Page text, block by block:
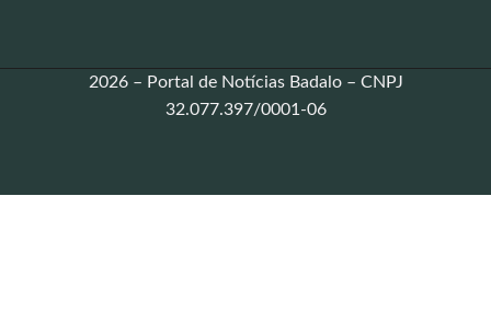
2026 – Portal de Notícias Badalo – CNPJ
32.077.397/0001-06